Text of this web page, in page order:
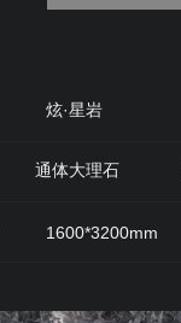
炫·星岩
通体大理石
1600*3200mm